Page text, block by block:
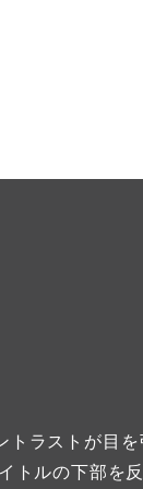
トラストが目を
トルの下部を